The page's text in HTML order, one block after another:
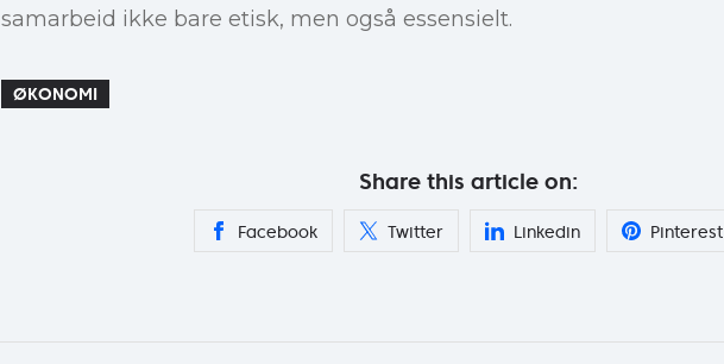
samarbeid ikke bare etisk, men også essensielt.
ØKONOMI
Share this article on:
Facebook Twitter Linkedin Pinterest